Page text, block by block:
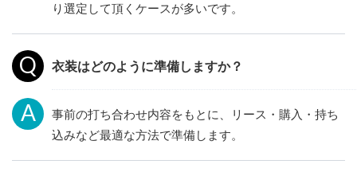
り選定して頂くケースが多いです。
衣装はどのように準備しますか？
事前の打ち合わせ内容をもとに、リース・購入・持ち
込みなど最適な方法で準備します。